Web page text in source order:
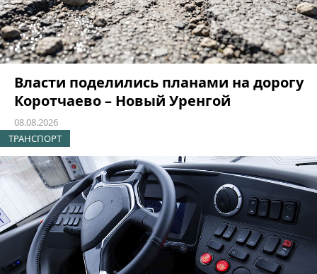
Власти поделились планами на дорогу
Коротчаево – Новый Уренгой
08.08.2026
ТРАНСПОРТ